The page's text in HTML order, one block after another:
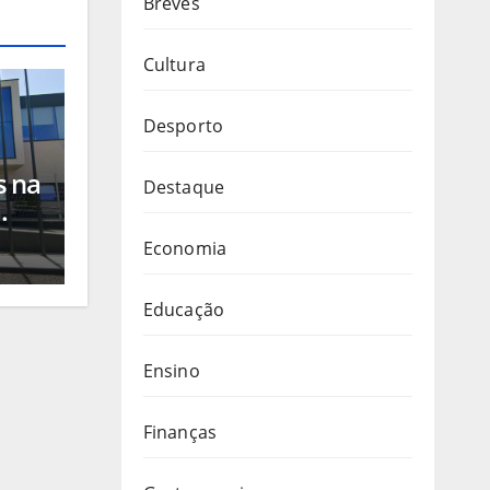
na
a
Cultura
Desporto
Destaque
Economia
Educação
Ensino
Finanças